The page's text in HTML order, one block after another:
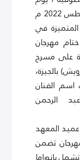
الثلاثاء الماضى الموافق 16 أغسطس 2022 م
المتميزة في
مهرجان
على مسرح
بالجيزة،
اسم الفنان
الرحمن
المعهد
تضمن